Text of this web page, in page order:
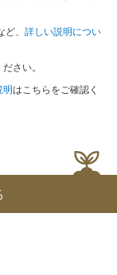
ど、詳しい説明につい
さい。
明はこちらをご確認く